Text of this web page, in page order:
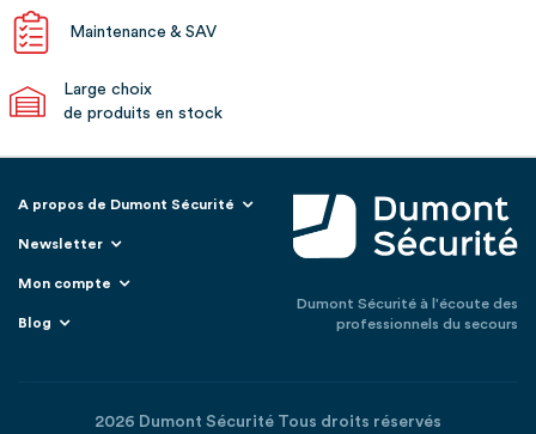
Maintenance & SAV
Large choix
de produits en stock
A propos de Dumont Sécurité
Newsletter
Mon compte
Blog
Dumont Sécurité à l'écoute des
professionnels du secours
2026 Dumont Sécurité Tous droits réservés